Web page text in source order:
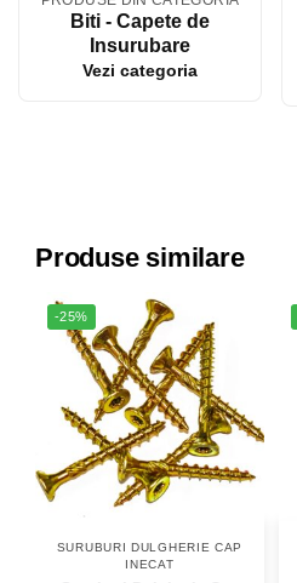
Biti - Capete de
Insurubare
Vezi categoria
Produse similare
-25%
SURUBURI DULGHERIE CAP
INECAT